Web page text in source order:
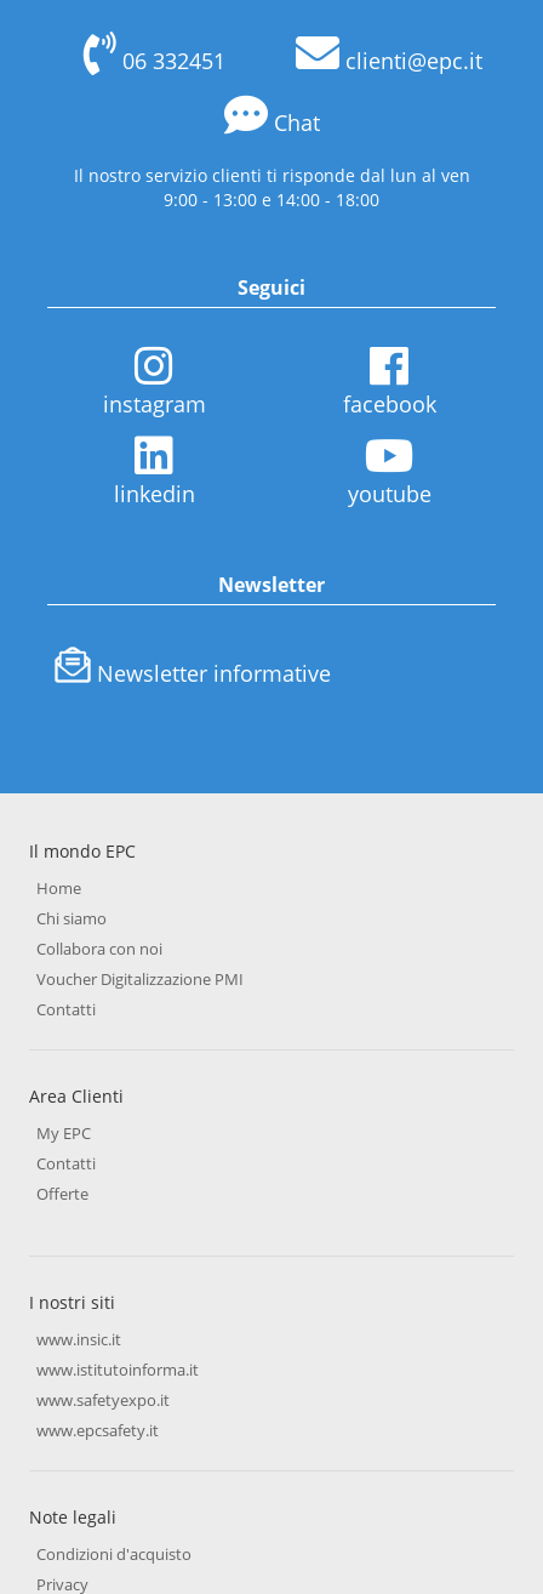
06 332451 clienti@epc.it
Chat
Il nostro servizio clienti ti risponde dal lun al ven
9:00 - 13:00 e 14:00 - 18:00
Seguici
instagram facebook
linkedin youtube
Newsletter
Newsletter informative
Il mondo EPC
Home
Chi siamo
Collabora con noi
Voucher Digitalizzazione PMI
Contatti
Area Clienti
My EPC
Contatti
Offerte
I nostri siti
www.insic.it
www.istitutoinforma.it
www.safetyexpo.it
www.epcsafety.it
Note legali
Condizioni d'acquisto
Privacy